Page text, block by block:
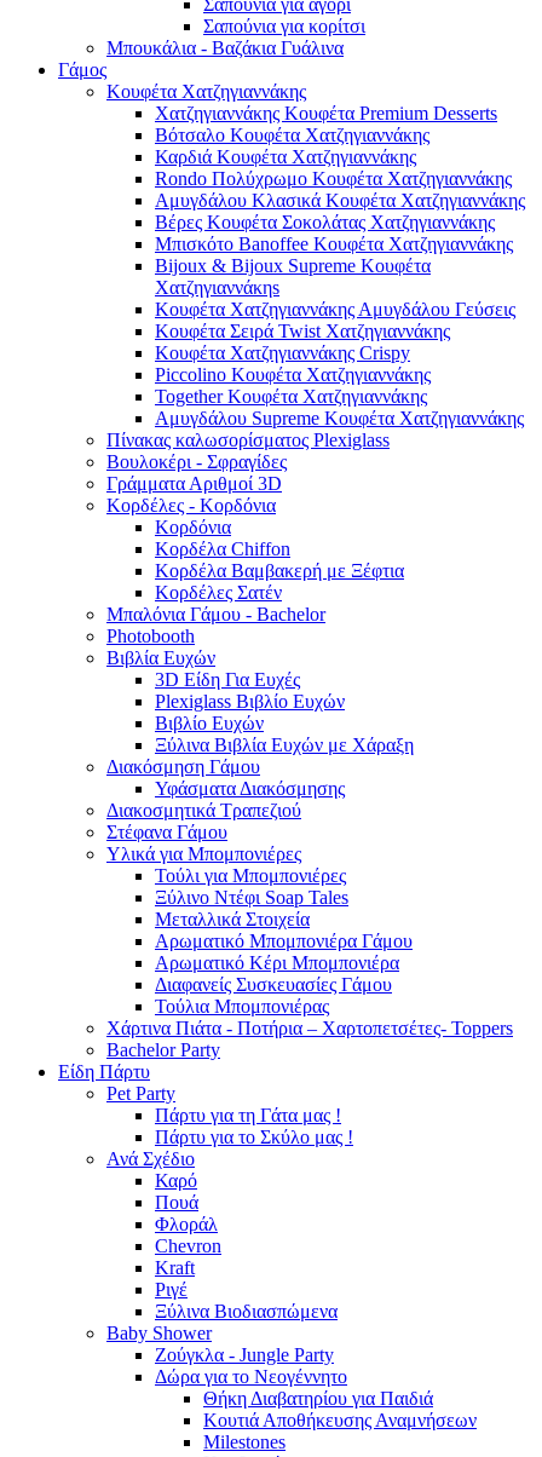
Σαπούνια για αγόρι
Σαπούνια για κορίτσι
Μπουκάλια - Βαζάκια Γυάλινα
Γάμος
Κουφέτα Χατζηγιαννάκης
Χατζηγιαννάκης Κουφέτα Premium Desserts
Βότσαλο Κουφέτα Χατζηγιαννάκης
Καρδιά Κουφέτα Χατζηγιαννάκης
Rondo Πολύχρωμο Κουφέτα Χατζηγιαννάκης
Αμυγδάλου Κλασικά Κουφέτα Χατζηγιαννάκης
Βέρες Κουφέτα Σοκολάτας Χατζηγιαννάκης
Μπισκότο Banoffee Κουφέτα Χατζηγιαννάκης
Bijoux & Bijoux Supreme Κουφέτα
Χατζηγιαννάκηs
Κουφέτα Χατζηγιαννάκης Αμυγδάλου Γεύσεις
Κουφέτα Σειρά Twist Χατζηγιαννάκης
Κουφέτα Χατζηγιαννάκης Crispy
Piccolino Κουφέτα Χατζηγιαννάκης
Together Κουφέτα Χατζηγιαννάκης
Αμυγδάλου Supreme Κουφέτα Χατζηγιαννάκης
Πίνακας καλωσορίσματος Plexiglass
Βουλοκέρι - Σφραγίδες
Γράμματα Αριθμοί 3D
Κορδέλες - Κορδόνια
Κορδόνια
Κορδέλα Chiffon
Κορδέλα Βαμβακερή με Ξέφτια
Κορδέλες Σατέν
Μπαλόνια Γάμου - Bachelor
Photobooth
Βιβλία Ευχών
3D Είδη Για Ευχές
Plexiglass Βιβλίο Ευχών
Βιβλίο Ευχών
Ξύλινα Βιβλία Ευχών με Χάραξη
Διακόσμηση Γάμου
Υφάσματα Διακόσμησης
Διακοσμητικά Τραπεζιού
Στέφανα Γάμου
Υλικά για Μπομπονιέρες
Τούλι για Μπομπονιέρες
Ξύλινο Ντέφι Soap Tales
Μεταλλικά Στοιχεία
Αρωματικό Μπομπονιέρα Γάμου
Αρωματικό Κέρι Μπομπονιέρα
Διαφανείς Συσκευασίες Γάμου
Τούλια Μπομπονιέρας
Χάρτινα Πιάτα - Ποτήρια – Χαρτοπετσέτες- Toppers
Bachelor Party
Είδη Πάρτυ
Pet Party
Πάρτυ για τη Γάτα μας !
Πάρτυ για το Σκύλο μας !
Ανά Σχέδιο
Καρό
Πουά
Φλοράλ
Chevron
Kraft
Ριγέ
Ξύλινα Βιοδιασπώμενα
Baby Shower
Ζούγκλα - Jungle Party
Δώρα για το Νεογέννητο
Θήκη Διαβατηρίου για Παιδιά
Κουτιά Αποθήκευσης Αναμνήσεων
Milestones